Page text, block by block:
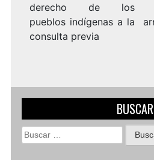
derecho de los
pueblos indígenas a la
consulta previa
BUSCAR
Buscar: